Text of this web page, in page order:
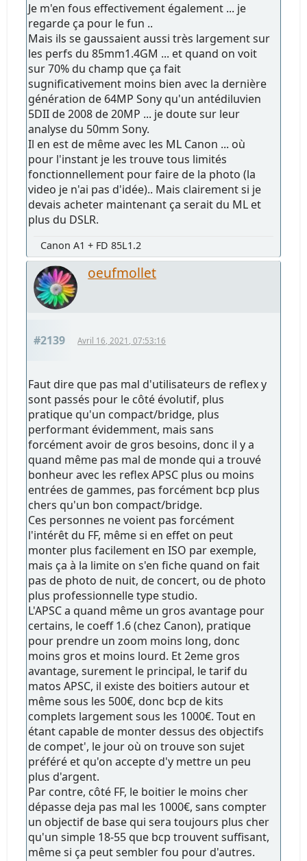
Je m'en fous effectivement également ... je
regarde ça pour le fun ..
Mais ils se gaussaient aussi très largement sur
les perfs du 85mm1.4GM ... et quand on voit
sur 70% du champ que ça fait
sugnificativement moins bien avec la dernière
génération de 64MP Sony qu'un antédiluvien
5DII de 2008 de 20MP ... je doute sur leur
analyse du 50mm Sony.
Il en est de même avec les ML Canon ... où
pour l'instant je les trouve tous limités
fonctionnellement pour faire de la photo (la
video je n'ai pas d'idée).. Mais clairement si je
devais acheter maintenant ça serait du ML et
plus du DSLR.
Canon A1 + FD 85L1.2
oeufmollet
#2139 Avril 16, 2021, 07:53:16
Faut dire que pas mal d'utilisateurs de reflex y
sont passés pour le côté évolutif, plus
pratique qu'un compact/bridge, plus
performant évidemment, mais sans
forcément avoir de gros besoins, donc il y a
quand même pas mal de monde qui a trouvé
bonheur avec les reflex APSC plus ou moins
entrées de gammes, pas forcément bcp plus
chers qu'un bon compact/bridge.
Ces personnes ne voient pas forcément
l'intérêt du FF, même si en effet on peut
monter plus facilement en ISO par exemple,
mais ça à la limite on s'en fiche quand on fait
pas de photo de nuit, de concert, ou de photo
plus professionnelle type studio.
L'APSC a quand même un gros avantage pour
certains, le coeff 1.6 (chez Canon), pratique
pour prendre un zoom moins long, donc
moins gros et moins lourd. Et 2eme gros
avantage, surement le principal, le tarif du
matos APSC, il existe des boitiers autour et
même sous les 500€, donc bcp de kits
complets largement sous les 1000€. Tout en
étant capable de monter dessus des objectifs
de compet', le jour où on trouve son sujet
préféré et qu'on accepte d'y mettre un peu
plus d'argent.
Par contre, côté FF, le boitier le moins cher
dépasse deja pas mal les 1000€, sans compter
un objectif de base qui sera toujours plus cher
qu'un simple 18-55 que bcp trouvent suffisant,
même si ça peut sembler fou pour d'autres.